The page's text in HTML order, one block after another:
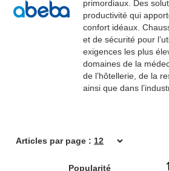
New Pig BV
PUMA SAFETY by ISM Heinrich
SANTOS by Sander Handels-
SHIELD Scientific B.V.
primordiaux. Des
productivité qui
confort idéaux.
et de sécurité pour
exigences les plus
domaines de la
de l’hôtellerie, de la
ainsi que dans
Articles par page :